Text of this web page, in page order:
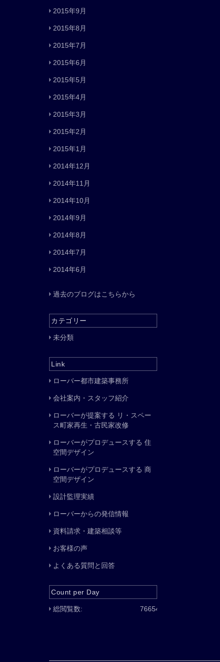
2015年9月
2015年8月
2015年7月
2015年6月
2015年5月
2015年4月
2015年3月
2015年2月
2015年1月
2014年12月
2014年11月
2014年10月
2014年9月
2014年8月
2014年7月
2014年6月
過去のブログはこちらから
カテゴリー
未分類
Link
ローバー都市建築事務所
会社案内・スタッフ紹介
ローバーが提案する リ・スペー
ス町家再生・古民家改修
ローバーがプロデュースする 住
空間デザイン
ローバーがプロデュースする 商
空間デザイン
設計監理実績
ローバーからの発信情報
資料請求・建築相談等
お客様の声
よくある質問と回答
Count per Day
76654
総閲覧数: